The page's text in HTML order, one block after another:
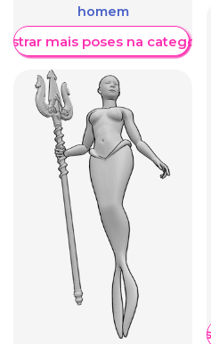
homem
mais poses na categoria